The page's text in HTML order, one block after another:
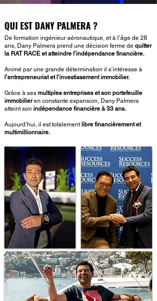
QUI EST DANY PALMERA ?
De formation ingénieur aéronautique, et à l’âge de 28
ans, Dany Palmera prend une décision ferme de quitter
la RAT RACE et atteindre l’indépendance financière.
Animé par une grande détermination il s’intéresse à
l’entrepreneuriat et l’investissement immobilier.
Grâce à ses multiples entreprises et son portefeuille
immobilieren constante expansion, Dany Palmera
atteint son indépendance financière à 33 ans.
Aujourd’hui, il est totalement libre financièrement et
multimillionnaire.